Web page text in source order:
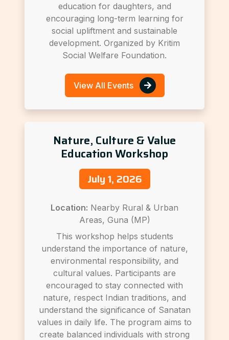
education for daughters, and
encouraging long-term learning for
social upliftment and sustainable
development. Organized by Kritim
Social Welfare Foundation.
View All Events
Nature, Culture & Value
Education Workshop
July 1, 2026
Location: Nearby Rural & Urban
Areas, Guna (MP)
This workshop helps students
understand the importance of nature,
environmental responsibility, and
cultural values. Participants are
encouraged to stay connected with
nature, respect Indian traditions, and
understand the significance of Sanatan
values in daily life. The program aims to
create balanced individuals with strong